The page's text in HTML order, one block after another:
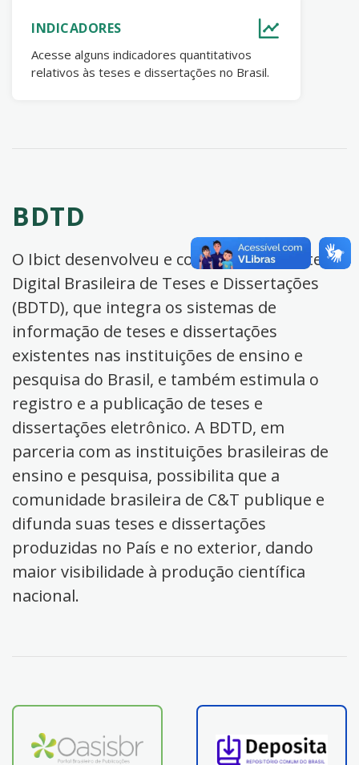
INDICADORES
Acesse alguns indicadores quantitativos
relativos às teses e dissertações no Brasil.
BDTD
O Ibict desenvolveu e coordena a Biblioteca
Digital Brasileira de Teses e Dissertações
(BDTD), que integra os sistemas de
informação de teses e dissertações
existentes nas instituições de ensino e
pesquisa do Brasil, e também estimula o
registro e a publicação de teses e
dissertações eletrônico. A BDTD, em
parceria com as instituições brasileiras de
ensino e pesquisa, possibilita que a
comunidade brasileira de C&T publique e
difunda suas teses e dissertações
produzidas no País e no exterior, dando
maior visibilidade à produção científica
nacional.